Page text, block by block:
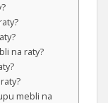
na raty?
mebli na